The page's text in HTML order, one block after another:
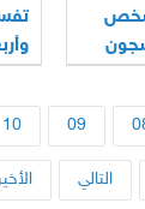
شخص
09
10
التالي